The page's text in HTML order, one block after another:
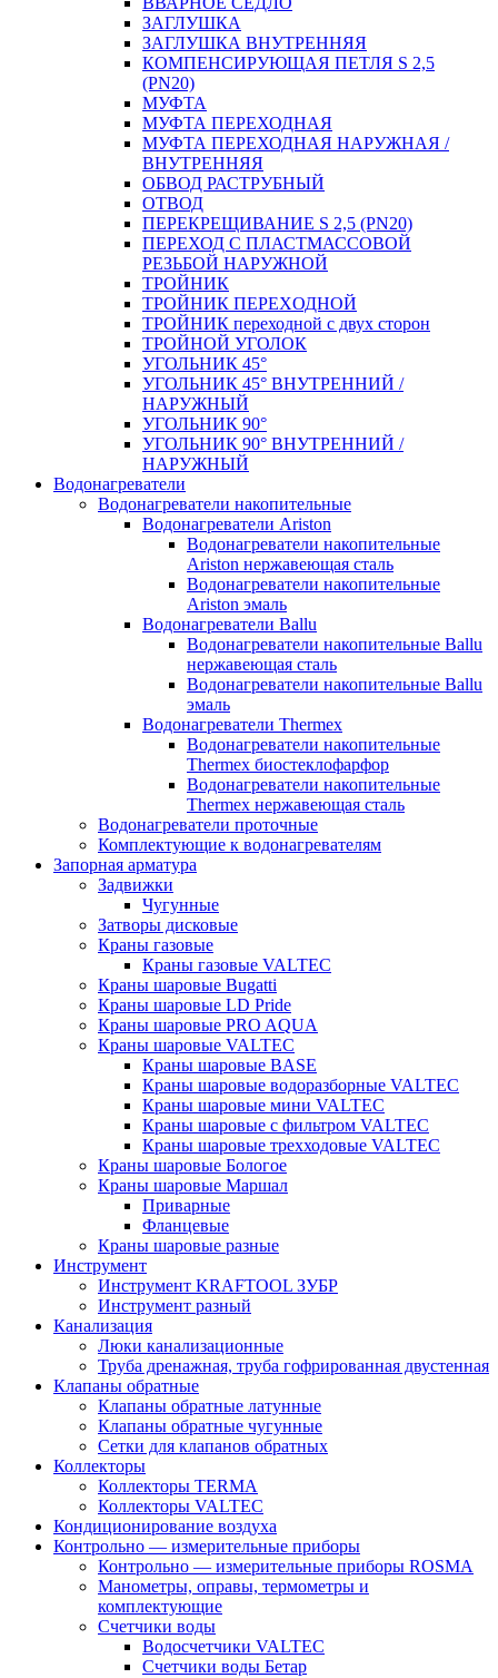
ЗАГЛУШКА
ЗАГЛУШКА ВНУТРЕННЯЯ
КОМПЕНСИРУЮЩАЯ ПЕТЛЯ S 2,5
(PN20)
МУФТА
МУФТА ПЕРЕХОДНАЯ
МУФТА ПЕРЕХОДНАЯ НАРУЖНАЯ /
ВНУТРЕННЯЯ
ОБВОД РАСТРУБНЫЙ
ОТВОД
ПЕРЕКРЕЩИВАНИЕ S 2,5 (PN20)
ПЕРЕХОД С ПЛАСТМАССОВОЙ
РЕЗЬБОЙ НАРУЖНОЙ
ТРОЙНИК
ТРОЙНИК ПЕРЕXОДНОЙ
ТРОЙНИК переходной с двух сторон
ТРОЙНОЙ УГОЛОК
УГОЛЬНИК 45°
УГОЛЬНИК 45° ВНУТРЕННИЙ /
НАРУЖНЫЙ
УГОЛЬНИК 90°
УГОЛЬНИК 90° ВНУТРЕННИЙ /
НАРУЖНЫЙ
Водонагреватели
Водонагреватели накопительные
Водонагреватели Ariston
Водонагреватели накопительные
Ariston нержавеющая сталь
Водонагреватели накопительные
Ariston эмаль
Водонагреватели Ballu
Водонагреватели накопительные Ballu
нержавеющая сталь
Водонагреватели накопительные Ballu
эмаль
Водонагреватели Thermex
Водонагреватели накопительные
Thermex биостеклофарфор
Водонагреватели накопительные
Thermex нержавеющая сталь
Водонагреватели проточные
Комплектующие к водонагревателям
Запорная арматура
Задвижки
Чугунные
Затворы дисковые
Краны газовые
Краны газовые VALTEC
Краны шаровые Bugatti
Краны шаровые LD Pride
Краны шаровые PRO AQUA
Краны шаровые VALTEC
Краны шаровые BASE
Краны шаровые водоразборные VALTEC
Краны шаровые мини VALTEC
Краны шаровые с фильтром VALTEC
Краны шаровые трехходовые VALTEC
Краны шаровые Бологое
Краны шаровые Маршал
Приварные
Фланцевые
Краны шаровые разные
Инструмент
Инструмент KRAFTOOL ЗУБР
Инструмент разный
Канализация
Люки канализационные
Труба дренажная, труба гофрированная двустенная
Клапаны обратные
Клапаны обратные латунные
Клапаны обратные чугунные
Сетки для клапанов обратных
Коллекторы
Коллекторы TERMA
Коллекторы VALTEC
Кондиционирование воздуха
Контрольно — измерительные приборы
Контрольно — измерительные приборы ROSMA
Манометры, оправы, термометры и
комплектующие
Счетчики воды
Водосчетчики VALTEC
Счетчики воды Бетар